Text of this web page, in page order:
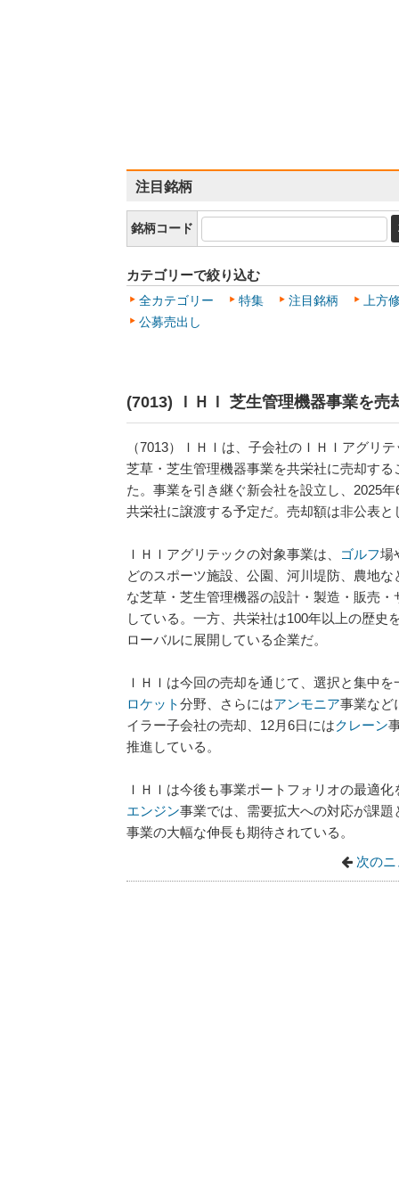
注目銘柄
銘柄コード
カテゴリーで絞り込む
全カテゴリー 特集 注目銘柄 上方
公募売出し
(7013) ＩＨＩ 芝生管理機器事業を売
（7013）ＩＨＩは、子会社のＩＨＩアグリ
芝草・芝生管理機器事業を共栄社に売却する
た。事業を引き継ぐ新会社を設立し、2025
共栄社に譲渡する予定だ。売却額は非公表と
ＩＨＩアグリテックの対象事業は、 ゴルフ場
どのスポーツ施設、公園、河川堤防、農地な
な芝草・芝生管理機器の設計・製造・販売・
している。一方、共栄社は100年以上の歴
ローバルに展開している企業だ。
ＩＨＩは今回の売却を通じて、選択と集中
ロケット分野、さらにはアンモニア事業など
イラー子会社の売却、12月6日にはクレーン
推進している。
ＩＨＩは今後も事業ポートフォリオの最適
エンジン事業では、需要拡大への対応が課
事業の大幅な伸長も期待されている。
次のニ